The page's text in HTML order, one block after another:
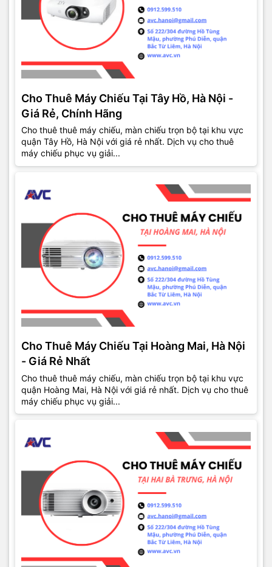
Cho Thuê Máy Chiếu Tại Tây Hồ, Hà Nội -
Giá Rẻ, Chính Hãng
Cho thuê thuê máy chiếu, màn chiếu trọn bộ tại khu vực
quận Tây Hồ, Hà Nội với giá rẻ nhất. Dịch vụ cho thuê
máy chiếu phục vụ giải...
Cho Thuê Máy Chiếu Tại Hoàng Mai, Hà Nội
- Giá Rẻ Nhất
Cho thuê thuê máy chiếu, màn chiếu trọn bộ tại khu vực
quận Hoàng Mai, Hà Nội với giá rẻ nhất. Dịch vụ cho thuê
máy chiếu phục vụ giải...